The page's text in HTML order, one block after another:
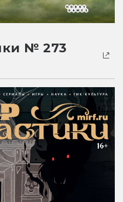
№ 273